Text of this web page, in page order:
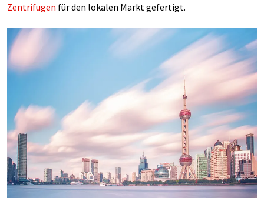
Zentrifugen für den lokalen Markt gefertigt.